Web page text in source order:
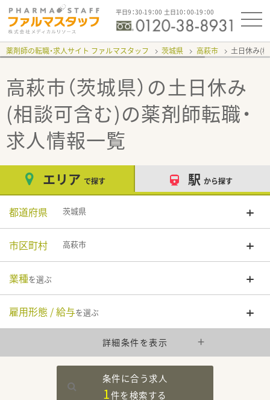
平日9：30-19：00 土日10：00-19：00
薬剤師の転職・求人サイト ファルマスタッフ 茨城県 高萩市 土日休み(
高萩市（茨城県）の土日休み
(相談可含む)の薬剤師転職・
求人情報一覧
エリア で探す 駅 から探す
都道府県 茨城県
市区町村 高萩市
業種を選ぶ
雇用形態 / 給与を選ぶ
詳細条件を表示
条件に合う求人
1件を検索する